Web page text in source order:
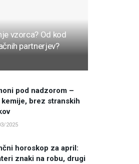
vzorca? Od kod
partnerjev?
pod nadzorom –
kemije, brez stranskih
2025
horoskop za april:
znaki na robu, drugi